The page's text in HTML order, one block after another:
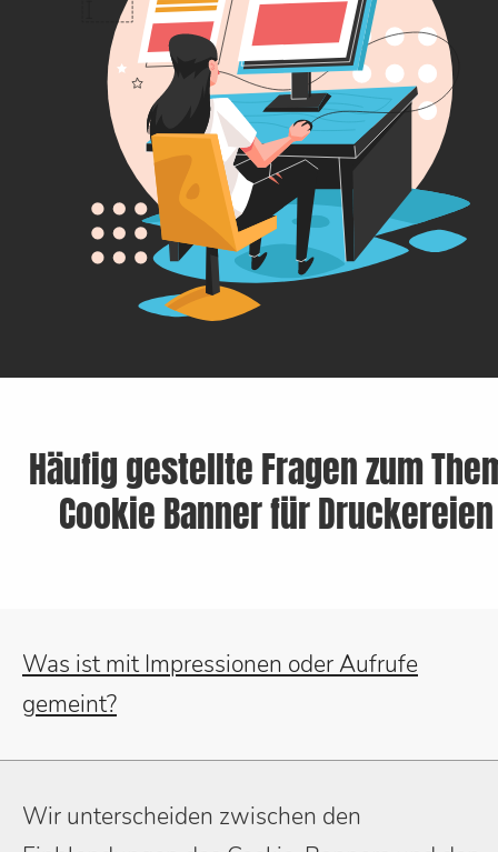
Häufig gestellte Fragen zum
Cookie Banner für Druckereien
Was ist mit Impressionen oder Aufrufe
gemeint?
Wir unterscheiden zwischen den